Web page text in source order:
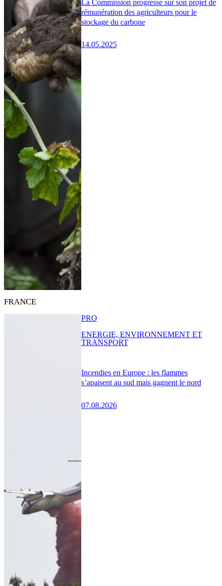
La Commission progresse sur son projet de
rémunération des agriculteurs pour le
stockage du carbone
14.05.2025
FRANCE
Incendies en Europe : les flammes
s’apaisent au sud mais gagnent le nord
07.08.2026
PRO
ENERGIE, ENVIRONNEMENT ET
TRANSPORT